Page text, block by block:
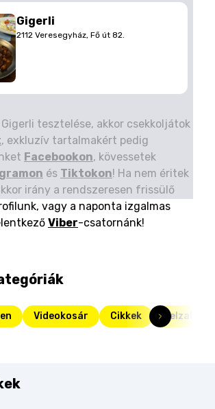
Gigerli
2112 Veresegyház, Fő út 82.
tesztelése, akkor csekkoljátok
, exkluzív tartalmakért pedig
Facebookon, kövessetek
és Tiktokon! Ha nem éritek
irány a rendszeresen frissülő
vagy a naponta izgalmas
Viber-csatornánk!
Videokosár Cikkek